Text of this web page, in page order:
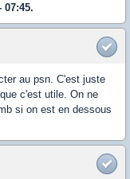
07:45.
au psn. C'est juste
c'est utile. On ne
si on est en dessous